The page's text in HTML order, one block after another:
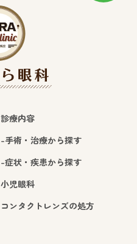
診療内容
-手術・治療から探す
-症状・疾患から探す
小児眼科
コンタクトレンズの処方